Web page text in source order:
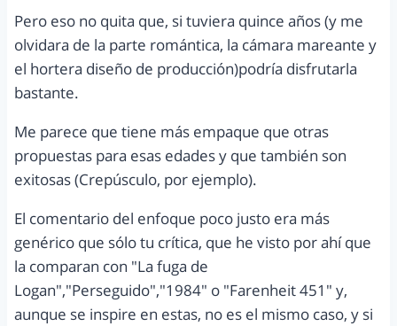
Pero eso no quita que, si tuviera quince años (y me
olvidara de la parte romántica, la cámara mareante y
el hortera diseño de producción)podría disfrutarla
bastante.
Me parece que tiene más empaque que otras
propuestas para esas edades y que también son
exitosas (Crepúsculo, por ejemplo).
El comentario del enfoque poco justo era más
genérico que sólo tu crítica, que he visto por ahí que
la comparan con "La fuga de
Logan","Perseguido","1984" o "Farenheit 451" y,
aunque se inspire en estas, no es el mismo caso, y si